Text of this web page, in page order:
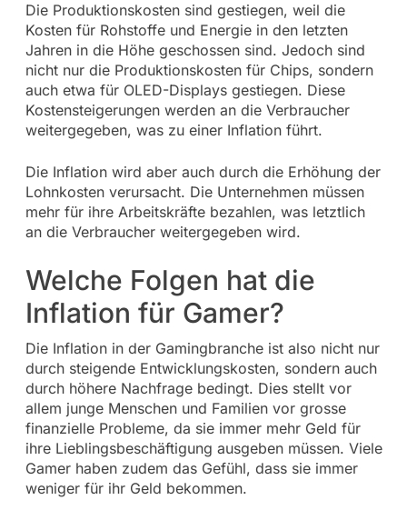
Die Produktionskosten sind gestiegen, weil die
Kosten für Rohstoffe und Energie in den letzten
Jahren in die Höhe geschossen sind. Jedoch sind
nicht nur die Produktionskosten für Chips, sondern
auch etwa für OLED-Displays gestiegen. Diese
Kostensteigerungen werden an die Verbraucher
weitergegeben, was zu einer Inflation führt.
Die Inflation wird aber auch durch die Erhöhung der
Lohnkosten verursacht. Die Unternehmen müssen
mehr für ihre Arbeitskräfte bezahlen, was letztlich
an die Verbraucher weitergegeben wird.
Welche Folgen hat die
Inflation für Gamer?
Die Inflation in der Gamingbranche ist also nicht nur
durch steigende Entwicklungskosten, sondern auch
durch höhere Nachfrage bedingt. Dies stellt vor
allem junge Menschen und Familien vor grosse
finanzielle Probleme, da sie immer mehr Geld für
ihre Lieblingsbeschäftigung ausgeben müssen. Viele
Gamer haben zudem das Gefühl, dass sie immer
weniger für ihr Geld bekommen.